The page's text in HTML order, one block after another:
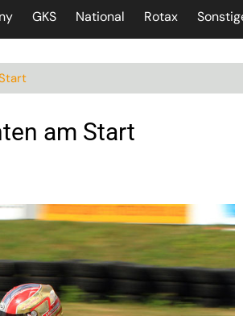
GKS National Rotax
am Start